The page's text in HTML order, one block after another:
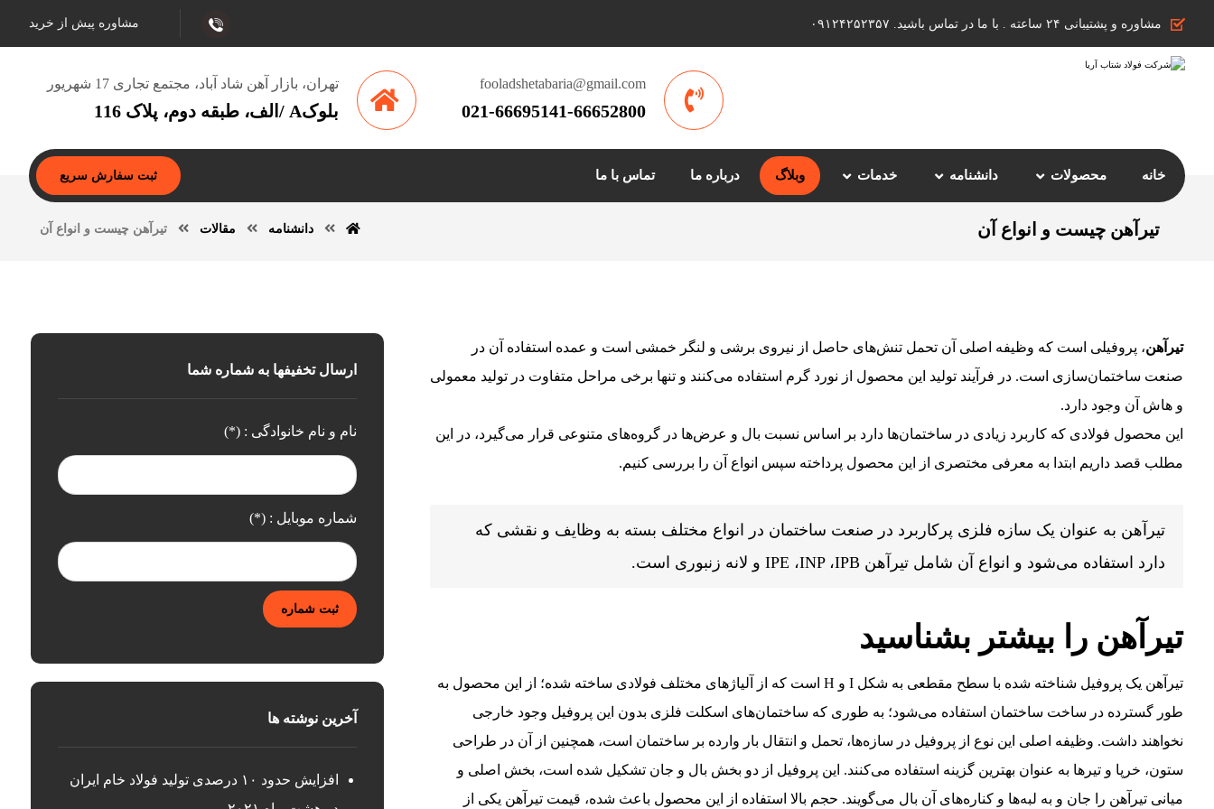
مشاوره و پشتیبانی ۲۴ ساعته . با ما در تماس باشید. ۰۹۱۲۴۲۵۲۳۵۷ مشاوره پیش از خرید
تهران، بازار آهن شاد آباد، مجتمع تجاری 17 شهریور
بلوکA /الف، طبقه دوم، پلاک 116
fooladshetabaria@gmail.com
021-66695141-66652800
خانه محصولات دانشنامه خدمات وبلاگ درباره ما تماس با ما ثبت سفارش سریع
تیرآهن چیست و انواع آن دانشنامه مقالات تیرآهن چیست و انواع آن
تیرآهن، پروفیلی است که وظیفه اصلی آن تحمل تنش‌های حاصل از نیروی برشی و لنگر خمشی است و عمده استفاده آن در
صنعت ساختمان‌سازی است. در فرآیند تولید این محصول از نورد گرم استفاده می‌کنند و تنها برخی مراحل متفاوت در تولید معمولی
و هاش آن وجود دارد.
این محصول فولادی که کاربرد زیادی در ساختمان‌ها دارد بر اساس نسبت بال و عرض‌ها در گروه‌های متنوعی قرار می‌گیرد، در این
مطلب قصد داریم ابتدا به معرفی مختصری از این محصول پرداخته سپس انواع آن را بررسی کنیم.
تیرآهن به عنوان یک سازه فلزی پرکاربرد در صنعت ساختمان در انواع مختلف بسته به وظایف و نقشی که
دارد استفاده می‌شود و انواع آن شامل تیرآهن IPE ‌،INP ،IPB و لانه زنبوری است.
تیرآهن را بیشتر بشناسید
تیرآهن یک پروفیل شناخته شده با سطح مقطعی به شکل I و H است که از آلیاژهای مختلف فولادی ساخته شده؛ از این محصول به
طور گسترده در ساخت ساختمان استفاده می‌شود؛ به طوری که ساختمان‌های اسکلت فلزی بدون این پروفیل وجود خارجی
نخواهند داشت. وظیفه اصلی این نوع از پروفیل در سازه‌ها، تحمل و انتقال بار وارده بر ساختمان است، همچنین از آن در طراحی
ستون، خرپا و تیرها به عنوان بهترین گزینه استفاده می‌کنند. این پروفیل از دو بخش بال و جان تشکیل شده است، بخش اصلی و
میانی تیرآهن را جان و به لبه‌ها و کناره‌های آن بال می‌گویند. حجم بالا استفاده از این محصول باعث شده، قیمت تیرآهن یکی از
ارسال تخفیفها به شماره شما
نام و نام خانوادگی : (*)
شماره موبایل : (*)
ثبت شماره
آخرین نوشته ها
افزایش حدود ۱۰ درصدی تولید فولاد خام ایران